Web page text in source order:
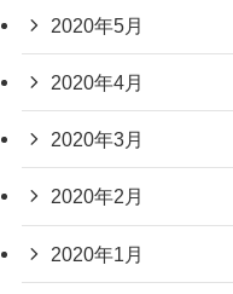
2020年5月
2020年4月
2020年3月
2020年2月
2020年1月